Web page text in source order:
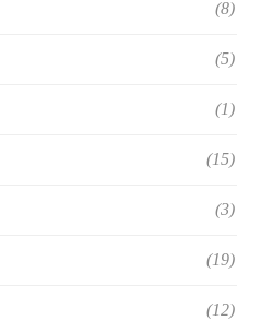
(8)
(5)
(1)
(15)
(3)
(19)
(12)